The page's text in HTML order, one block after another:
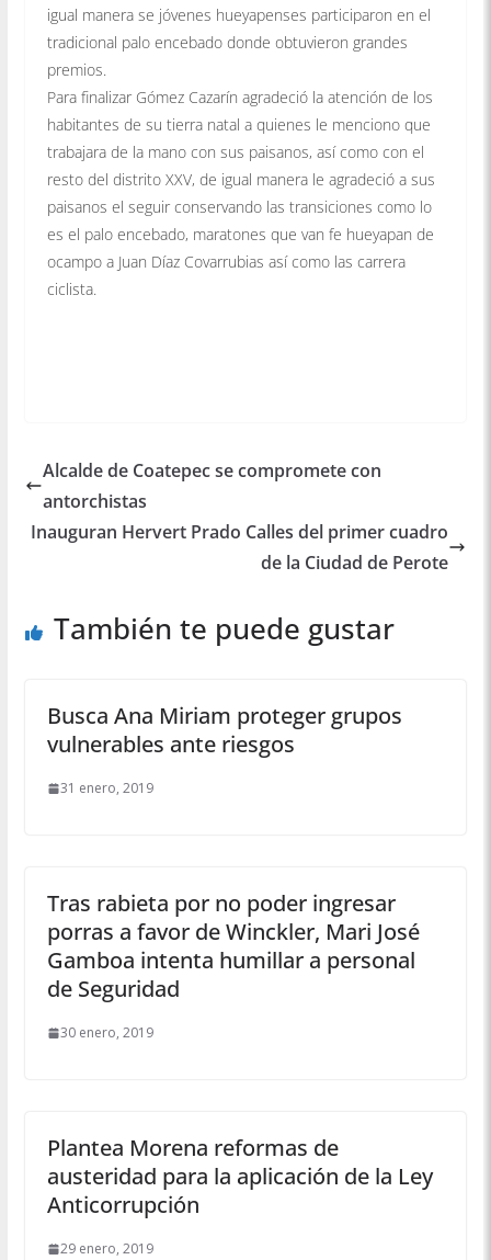
igual manera se jóvenes hueyapenses participaron en el
tradicional palo encebado donde obtuvieron grandes
premios.
Para finalizar Gómez Cazarín agradeció la atención de los
habitantes de su tierra natal a quienes le menciono que
trabajara de la mano con sus paisanos, así como con el
resto del distrito XXV, de igual manera le agradeció a sus
paisanos el seguir conservando las transiciones como lo
es el palo encebado, maratones que van fe hueyapan de
ocampo a Juan Díaz Covarrubias así como las carrera
ciclista.
Alcalde de Coatepec se compromete con
antorchistas
Inauguran Hervert Prado Calles del primer cuadro
de la Ciudad de Perote
También te puede gustar
Busca Ana Miriam proteger grupos
vulnerables ante riesgos
31 enero, 2019
Tras rabieta por no poder ingresar
porras a favor de Winckler, Mari José
Gamboa intenta humillar a personal
de Seguridad
30 enero, 2019
Plantea Morena reformas de
austeridad para la aplicación de la Ley
Anticorrupción
29 enero, 2019